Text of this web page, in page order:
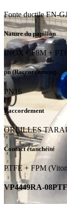
Fonte ductile EN-
Nature du papillon
INOX CF8M +
pn (Raccordement)
PN16
Raccordement
OREILLES
Contact étanchéité
PTFE + FPM
VP4449RA-